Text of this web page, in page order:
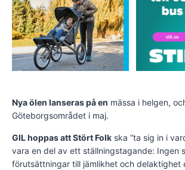
Nya ölen lanseras på en mässa i helgen,
Göteborgsområdet i maj.
GIL hoppas att Stört Folk ska ”ta sig in i
vara en del av ett ställningstagande: Ingen
förutsättningar till jämlikhet och delaktighet